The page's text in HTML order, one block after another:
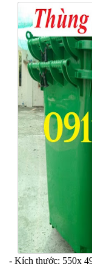
- Kích thước: 550x